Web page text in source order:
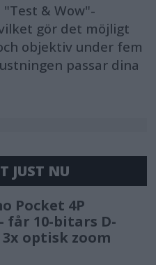
& Wow"-
gör det möjligt
objektiv under fem
passar dina
JUST NU
Pocket 4P
får 10-bitars D-
3x optisk zoom